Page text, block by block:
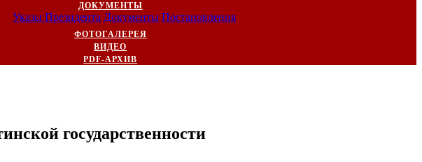
ДОКУМЕНТЫ
Указы Президента Документы Постановления
ФОТОГАЛЕРЕЯ
ВИДЕО
PDF-АРХИВ
государственности